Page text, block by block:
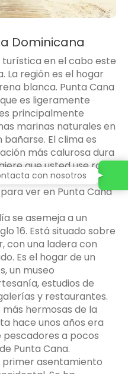
Dominicana
turística en el cabo este
La región es el hogar
blanca. Punta Cana
es ligeramente
principalmente
marinas naturales en
El clima es
más calurosa dura
que usted use ropa
ver en Punta Cana
se asemeja a un
16. Está situado sobre
con una ladera con
Es el hogar de un
un museo
estudios de
y restaurantes.
más hermosas de la
hace unos años era
a pocos
Punta Cana.
primer asentamiento
con nosotros